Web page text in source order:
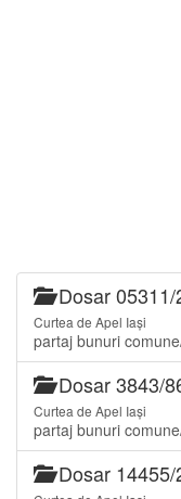
Dosar 05311/
Curtea de Apel Iași
partaj bunuri
Dosar 3843/
Curtea de Apel Iași
partaj bunuri
Dosar 14455/